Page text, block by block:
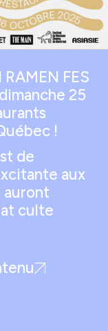
FES
25
!
de
aux
auront
culte